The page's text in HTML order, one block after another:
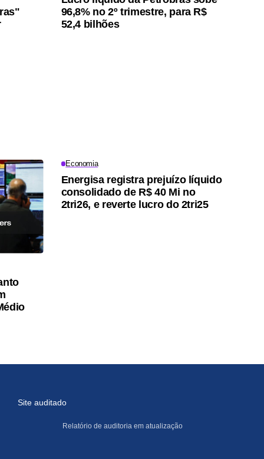
96,8% no 2º trimestre, para R$
52,4 bilhões
Economia
Energisa registra prejuízo líquido
consolidado de R$ 40 Mi no
2tri26, e reverte lucro do 2tri25
Site auditado
Relatório de auditoria em atualização